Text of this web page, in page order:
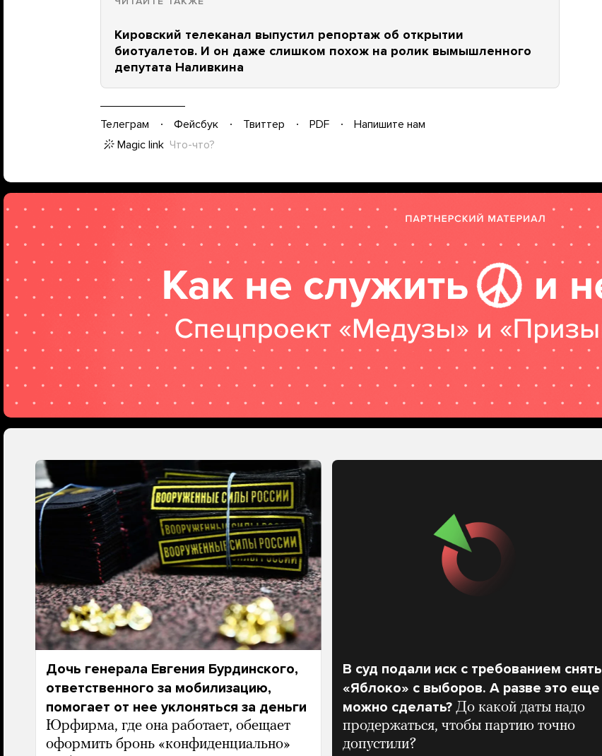
Кировский телеканал выпустил репортаж об открытии
биотуалетов. И он даже слишком похож на ролик вымышленного
депутата Наливкина
Телеграм Фейсбук Твиттер PDF
Напишите нам
Magic link Что-что?
Дочь генерала Евгения Бурдинского,
ответственного за мобилизацию,
помогает от нее уклоняться за деньги
Юрфирма, где она работает, обещает
оформить бронь «конфиденциально»
В суд подали иск с требованием снять
«Яблоко» с выборов. А разве это еще
можно сделать? До какой даты надо
продержаться, чтобы партию точно
допустили?